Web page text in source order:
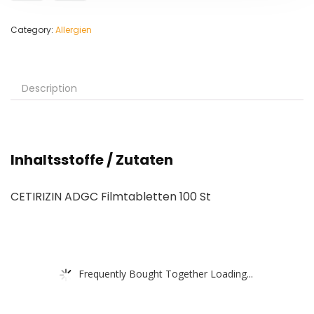
Category: Allergien
Description
Inhaltsstoffe / Zutaten
CETIRIZIN ADGC Filmtabletten 100 St
Frequently Bought Together Loading...